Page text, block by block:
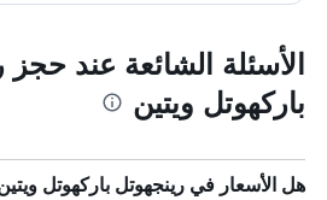
الأسئلة الشائعة عند حجز
باركهوتل ويتين
هل الأسعار في رينجهوتل باركهوتل ويتين